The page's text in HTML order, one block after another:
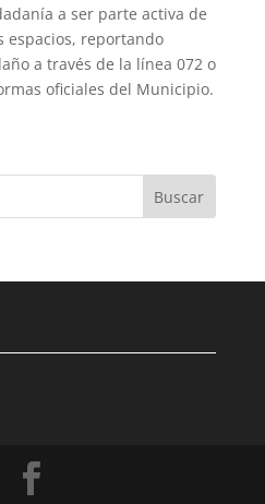
a ser parte activa de
espacios, reportando
a través de la línea 072 o
oficiales del Municipio.
Buscar